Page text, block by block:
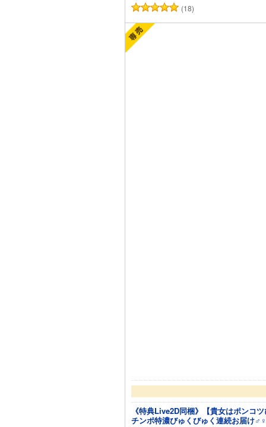
(18)
《特典Live2D同梱》【貴女はポンコ
チンポ特濃びゅくびゅく連続お届け♂♀